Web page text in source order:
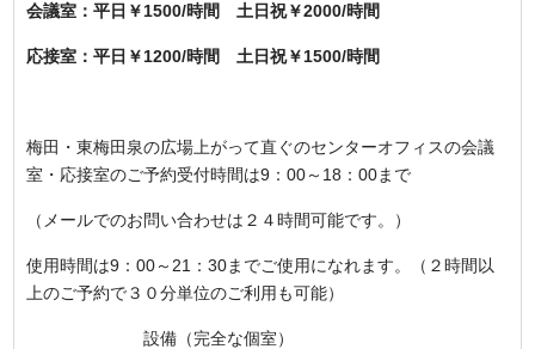
会議室：平日￥1500/時間 土日祝￥2000/時間
応接室：平日￥1200/時間 土日祝￥1500/時間
梅田・東梅田泉の広場上がって直ぐのセンターオフィスの会議
室・応接室のご予約受付時間は9：00～18：00まで
（メールでのお問い合わせは２４時間可能です。）
使用時間は9：00～21：30までご使用になれます。（２時間以
上のご予約で３０分単位のご利用も可能）
設備（完全な個室）